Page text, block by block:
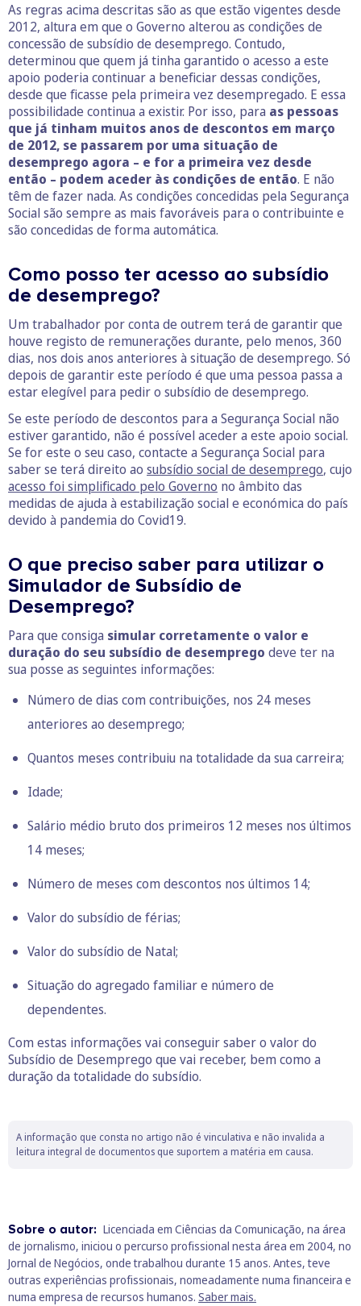
As regras acima descritas são as que estão vigentes desde
2012, altura em que o Governo alterou as condições de
concessão de subsídio de desemprego. Contudo,
determinou que quem já tinha garantido o acesso a este
apoio poderia continuar a beneficiar dessas condições,
desde que ficasse pela primeira vez desempregado. E essa
possibilidade continua a existir. Por isso, para as pessoas
que já tinham muitos anos de descontos em março
de 2012, se passarem por uma situação de
desemprego agora – e for a primeira vez desde
então – podem aceder às condições de então. E não
têm de fazer nada. As condições concedidas pela Segurança
Social são sempre as mais favoráveis para o contribuinte e
são concedidas de forma automática.
Como posso ter acesso ao subsídio
de desemprego?
Um trabalhador por conta de outrem terá de garantir que
houve registo de remunerações durante, pelo menos, 360
dias, nos dois anos anteriores à situação de desemprego. Só
depois de garantir este período é que uma pessoa passa a
estar elegível para pedir o subsídio de desemprego.
Se este período de descontos para a Segurança Social não
estiver garantido, não é possível aceder a este apoio social.
Se for este o seu caso, contacte a Segurança Social para
saber se terá direito ao subsídio social de desemprego, cujo
acesso foi simplificado pelo Governo no âmbito das
medidas de ajuda à estabilização social e económica do país
devido à pandemia do Covid19.
O que preciso saber para utilizar o
Simulador de Subsídio de
Desemprego?
Para que consiga simular corretamente o valor e
duração do seu subsídio de desemprego deve ter na
sua posse as seguintes informações:
Número de dias com contribuições, nos 24 meses
anteriores ao desemprego;
Quantos meses contribuiu na totalidade da sua carreira;
Idade;
Salário médio bruto dos primeiros 12 meses nos últimos
14 meses;
Número de meses com descontos nos últimos 14;
Valor do subsídio de férias;
Valor do subsídio de Natal;
Situação do agregado familiar e número de
dependentes.
Com estas informações vai conseguir saber o valor do
Subsídio de Desemprego que vai receber, bem como a
duração da totalidade do subsídio.
A informação que consta no artigo não é vinculativa e não invalida a
leitura integral de documentos que suportem a matéria em causa.
Sobre o autor: Licenciada em Ciências da Comunicação, na área
de jornalismo, iniciou o percurso profissional nesta área em 2004, no
Jornal de Negócios, onde trabalhou durante 15 anos. Antes, teve
outras experiências profissionais, nomeadamente numa financeira e
numa empresa de recursos humanos. Saber mais.